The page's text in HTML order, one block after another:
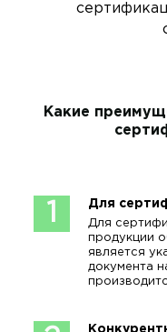
Какие
Для
Для
продукции
является
документа